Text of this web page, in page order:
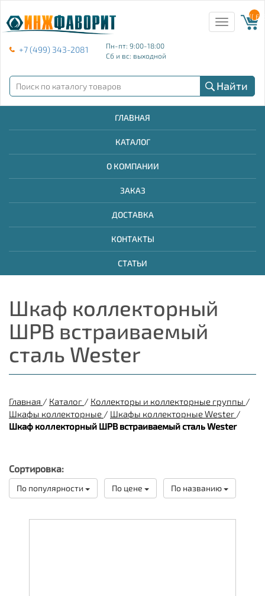
+7 (499) 343-2081
Пн-пт: 9:00-18:00
Сб и вс: выходной
Toggle
navigation
{{
Найти
ГЛАВНАЯ
КАТАЛОГ
О КОМПАНИИ
ЗАКАЗ
ДОСТАВКА
КОНТАКТЫ
СТАТЬИ
Шкаф коллекторный
ШРВ встраиваемый
сталь Wester
Главная / Каталог / Коллекторы и коллекторные группы /
Шкафы коллекторные / Шкафы коллекторные Wester /
Шкаф коллекторный ШРВ встраиваемый сталь Wester
Сортировка:
По популярности По цене По названию